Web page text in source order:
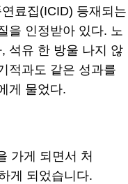
료집(ICID) 등재되는
을 인정받아 있다. 노
석유 한 방울 나지 않
적과도 같은 성과를
게 물었다.
가게 되면서 처
게 되었습니다.